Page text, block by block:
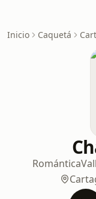
Inicio Caquetá
Romántica